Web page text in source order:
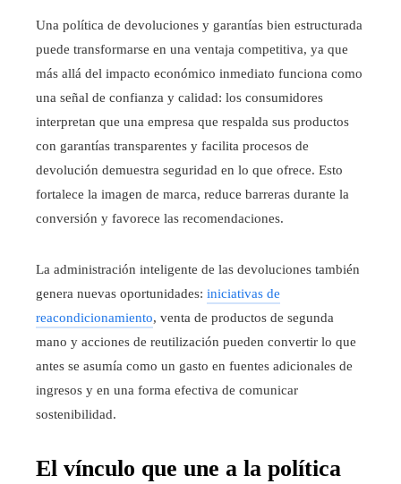
Una política de devoluciones y garantías bien estructurada
puede transformarse en una ventaja competitiva, ya que
más allá del impacto económico inmediato funciona como
una señal de confianza y calidad: los consumidores
interpretan que una empresa que respalda sus productos
con garantías transparentes y facilita procesos de
devolución demuestra seguridad en lo que ofrece. Esto
fortalece la imagen de marca, reduce barreras durante la
conversión y favorece las recomendaciones.
La administración inteligente de las devoluciones también
genera nuevas oportunidades: iniciativas de
reacondicionamiento, venta de productos de segunda
mano y acciones de reutilización pueden convertir lo que
antes se asumía como un gasto en fuentes adicionales de
ingresos y en una forma efectiva de comunicar
sostenibilidad.
El vínculo que une a la política